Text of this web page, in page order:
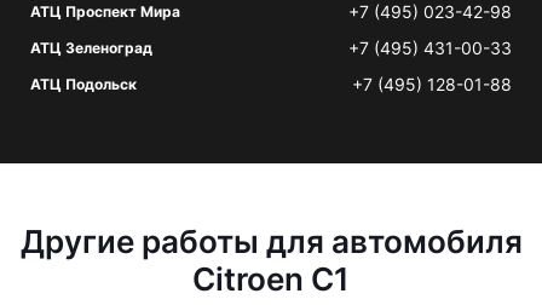
АТЦ Проспект Мира +7 (495) 023-42-98
АТЦ Зеленоград +7 (495) 431-00-33
АТЦ Подольск +7 (495) 128-01-88
Другие работы для автомобиля
Citroen C1